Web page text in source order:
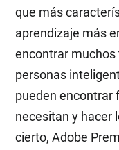
que más
aprendizaje más
encontrar muchos
personas
pueden encontrar
necesitan y hacer
cierto, Adobe